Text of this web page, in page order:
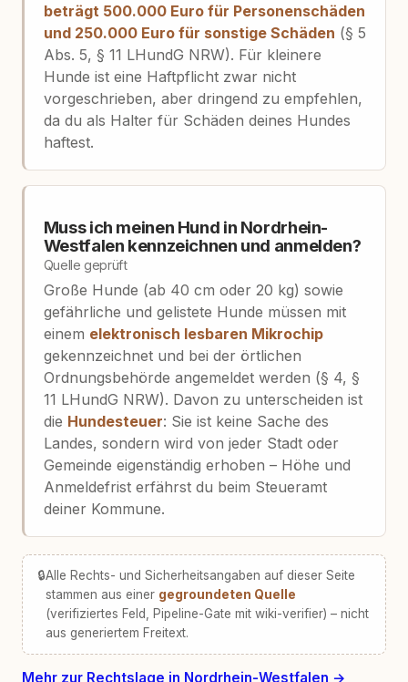
beträgt 500.000 Euro für Personenschäden
und 250.000 Euro für sonstige Schäden (§ 5
Abs. 5, § 11 LHundG NRW). Für kleinere
Hunde ist eine Haftpflicht zwar nicht
vorgeschrieben, aber dringend zu empfehlen,
da du als Halter für Schäden deines Hundes
haftest.
Muss ich meinen Hund in Nordrhein-
Westfalen kennzeichnen und anmelden?
Quelle geprüft
Große Hunde (ab 40 cm oder 20 kg) sowie
gefährliche und gelistete Hunde müssen mit
einem elektronisch lesbaren Mikrochip
gekennzeichnet und bei der örtlichen
Ordnungsbehörde angemeldet werden (§ 4, §
11 LHundG NRW). Davon zu unterscheiden ist
die Hundesteuer: Sie ist keine Sache des
Landes, sondern wird von jeder Stadt oder
Gemeinde eigenständig erhoben – Höhe und
Anmeldefrist erfährst du beim Steueramt
deiner Kommune.
🔒Alle Rechts- und Sicherheitsangaben auf dieser Seite
stammen aus einer gegroundeten Quelle
(verifiziertes Feld, Pipeline-Gate mit wiki-verifier) – nicht
aus generiertem Freitext.
Mehr zur Rechtslage in Nordrhein-Westfalen →